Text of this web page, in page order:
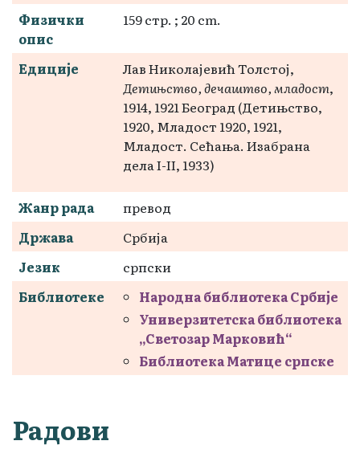
Физички
опис
159 стр. ; 20 cm.
Едиције
Лав Николајевић Толстој,
Детињство, дечаштво, младост,
1914, 1921 Београд (Детињство,
1920, Младост 1920, 1921,
Младост. Сећања. Изабрана
дела I-II, 1933)
Жанр рада
превод
Држава
Србија
Језик
српски
Библиотеке
Народна библиотека Србије
Универзитетска библиотека
„Светозар Марковић“
Библиотека Матице српске
Радови